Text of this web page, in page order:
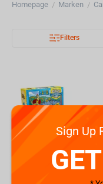
Homepage / Marken /
Filters
Sign Up